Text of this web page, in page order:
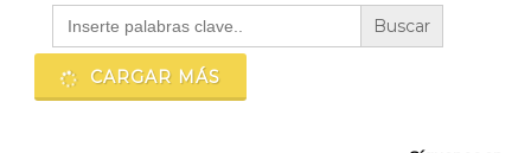
Buscar:
CARGAR MÁS